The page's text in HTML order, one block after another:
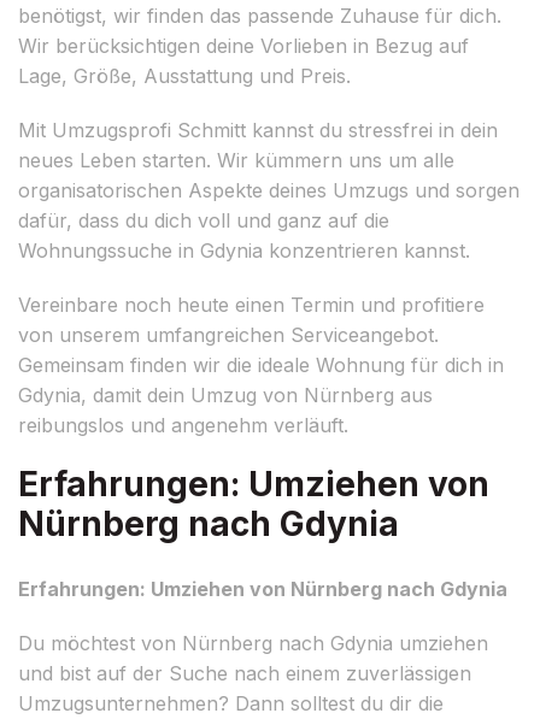
benötigst, wir finden das passende Zuhause für dich.
Wir berücksichtigen deine Vorlieben in Bezug auf
Lage, Größe, Ausstattung und Preis.
Mit Umzugsprofi Schmitt kannst du stressfrei in dein
neues Leben starten. Wir kümmern uns um alle
organisatorischen Aspekte deines Umzugs und sorgen
dafür, dass du dich voll und ganz auf die
Wohnungssuche in Gdynia konzentrieren kannst.
Vereinbare noch heute einen Termin und profitiere
von unserem umfangreichen Serviceangebot.
Gemeinsam finden wir die ideale Wohnung für dich in
Gdynia, damit dein Umzug von Nürnberg aus
reibungslos und angenehm verläuft.
Erfahrungen: Umziehen von
Nürnberg nach Gdynia
Erfahrungen: Umziehen von Nürnberg nach Gdynia
Du möchtest von Nürnberg nach Gdynia umziehen
und bist auf der Suche nach einem zuverlässigen
Umzugsunternehmen? Dann solltest du dir die